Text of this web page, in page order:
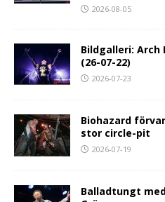
2026-08-05
Bildgalleri: Arch
(26-07-22)
2026-07-23
Biohazard
stor circle-pit
2026-07-19
Balladtungt